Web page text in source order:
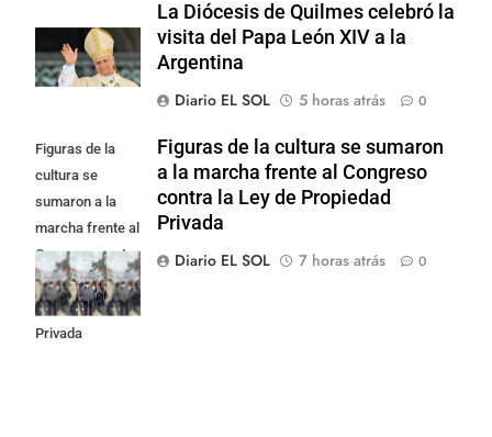
La Diócesis de Quilmes celebró la
visita del Papa León XIV a la
Argentina
Diario EL SOL
5 horas atrás 0
Figuras de la
cultura se
sumaron a la
marcha frente al
Congreso contra
la Ley de
Propiedad
Privada
Figuras de la cultura se sumaron
a la marcha frente al Congreso
contra la Ley de Propiedad
Privada
Diario EL SOL
7 horas atrás 0